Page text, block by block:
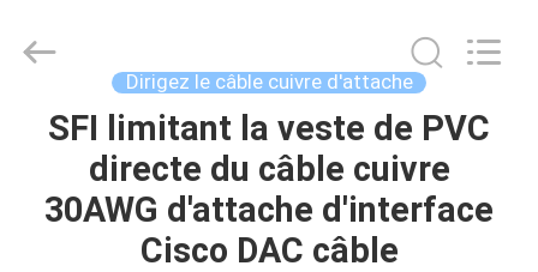
MAISON
HiLink
Technology
Reserved.
Dirigez le câble cuivre d'attache
SFI limitant la veste de PVC
directe du câble cuivre
30AWG d'attache d'interface
Cisco DAC câble